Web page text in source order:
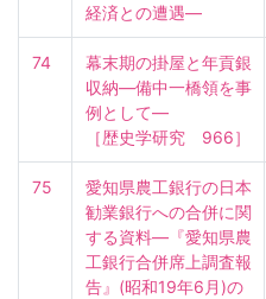
経済との遭遇―
74
幕末期の掛屋と年貢銀
収納―備中一橋領を事
例として―
［歴史学研究　966］
75
愛知県農工銀行の日本
勧業銀行への合併に関
する資料―『愛知県農
工銀行合併席上調査報
告』(昭和19年6月)の